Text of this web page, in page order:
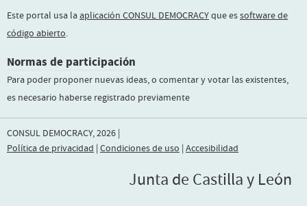
Este portal usa la aplicación CONSUL DEMOCRACYque essoftware de
código abierto.
Normas de participación
Para poder proponer nuevas ideas, o comentar y votar las existentes,
es necesario haberse registrado previamente
CONSUL DEMOCRACY, 2026 |
Política de privacidad | Condiciones de uso | Accesibilidad
Junta de Castilla y León